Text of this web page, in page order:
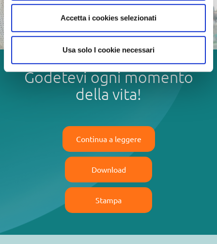
Accetta i cookies selezionati
Usa solo I cookie necessari
Godetevi ogni momento
della vita!
Continua a leggere
Download
Stampa